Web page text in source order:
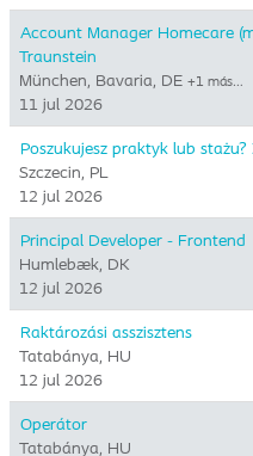
Account Manager Homecare
Traunstein
München, Bavaria, DE +1 más…
11 jul 2026
Poszukujesz praktyk lub
Szczecin, PL
12 jul 2026
Principal Developer - Frontend
Humlebæk, DK
12 jul 2026
Raktározási asszisztens
Tatabánya, HU
12 jul 2026
Operátor
Tatabánya, HU